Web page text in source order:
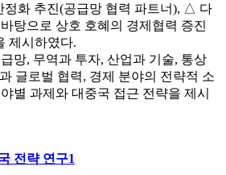
정화 추진(공급망 협력 파트너), △ 다
탕으로 상호 호혜의 경제협력 증진
제시하였다.
망, 무역과 투자, 산업과 기술, 통상
글로벌 협력, 경제 분야의 전략적 소
별 과제와 대중국 접근 전략을 제시
전략 연구1